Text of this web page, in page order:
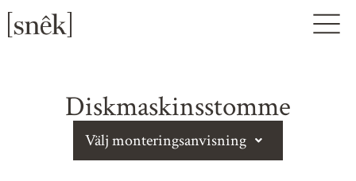
Diskmaskinsstomme
Välj monteringsanvisning